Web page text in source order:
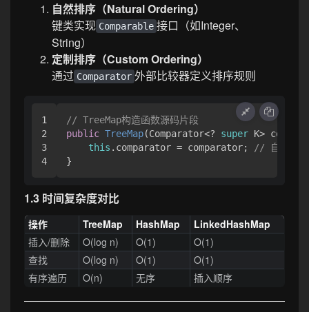
自然排序（Natural Ordering）
键类实现 Comparable 接口（如Integer、
String）
定制排序（Custom Ordering）
通过 Comparator 外部比较器定义排序规则
1
2
3
// TreeMap构造函数源码片段
public TreeMap(Comparator<? super K>
this .comparator = comparator;
// 自定义比
1.3 时间复杂度对比
操作 TreeMap HashMap
LinkedHashMap
插入/删除
O(log n) O(1)
O(1)
查找
O(log n) O(1)
O(1)
有序遍历
O(n) 无序 插入顺序